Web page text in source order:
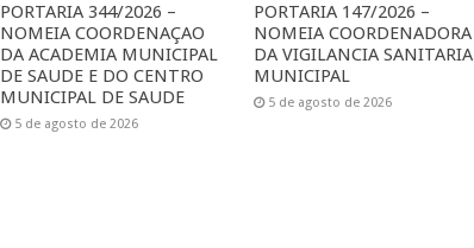
PORTARIA 344/2026 –
NOMEIA COORDENAÇAO
DA ACADEMIA MUNICIPAL
DE SAUDE E DO CENTRO
MUNICIPAL DE SAUDE
5 de agosto de 2026
PORTARIA 147/2026 –
NOMEIA COORDENADORA
DA VIGILANCIA SANITARIA
MUNICIPAL
5 de agosto de 2026